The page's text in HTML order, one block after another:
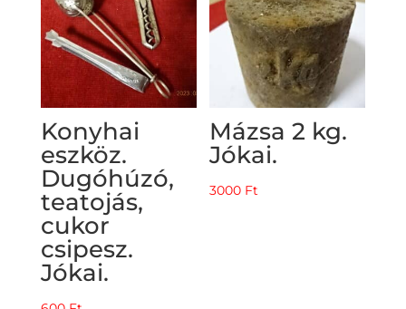
Konyhai
eszköz.
Dugóhúzó,
teatojás,
cukor
csipesz.
Jókai.
Mázsa 2 kg.
Jókai.
3000 Ft